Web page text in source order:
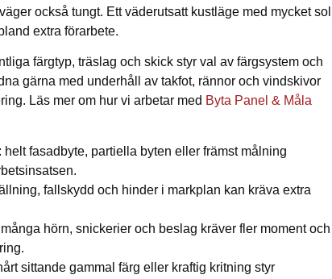
också tungt. Ett väderutsatt kustläge med mycket sol
extra förarbete.
färgtyp, träslag och skick styr val av färgsystem och
gärna med underhåll av takfot, rännor och vindskivor
Läs mer om hur vi arbetar med Byta Panel & Måla
helt fasadbyte, partiella byten eller främst målning
fallskydd och hinder i markplan kan kräva extra
hörn, snickerier och beslag kräver fler moment och
sittande gammal färg eller kraftig kritning styr